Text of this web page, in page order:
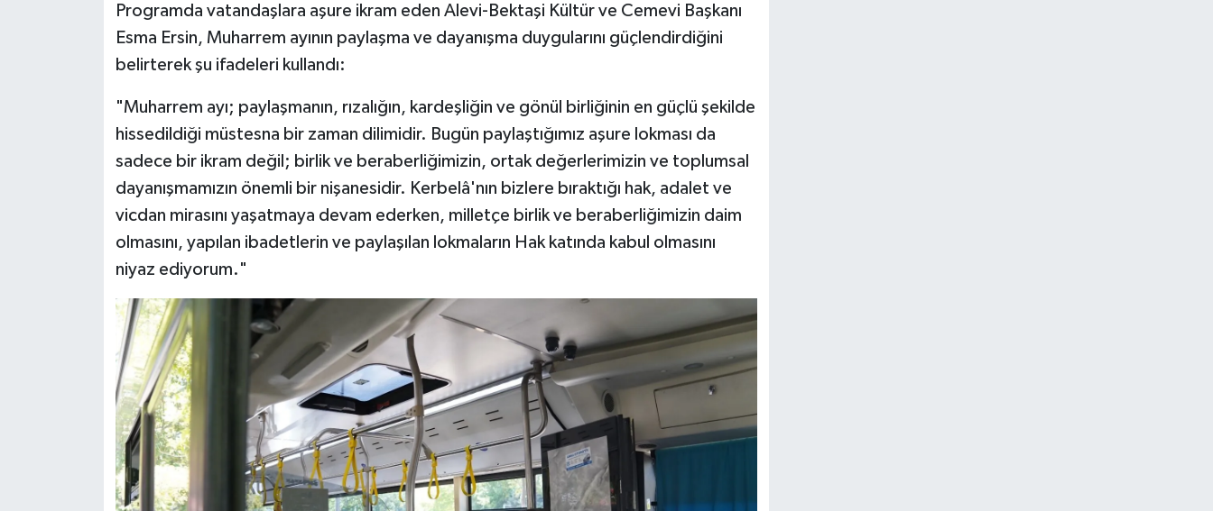
Programda vatandaşlara aşure ikram eden Alevi-Bektaşi Kültür ve Cemevi Başkanı
Esma Ersin, Muharrem ayının paylaşma ve dayanışma duygularını güçlendirdiğini
belirterek şu ifadeleri kullandı:
"Muharrem ayı; paylaşmanın, rızalığın, kardeşliğin ve gönül birliğinin en güçlü şekilde
hissedildiği müstesna bir zaman dilimidir. Bugün paylaştığımız aşure lokması da
sadece bir ikram değil; birlik ve beraberliğimizin, ortak değerlerimizin ve toplumsal
dayanışmamızın önemli bir nişanesidir. Kerbelâ'nın bizlere bıraktığı hak, adalet ve
vicdan mirasını yaşatmaya devam ederken, milletçe birlik ve beraberliğimizin daim
olmasını, yapılan ibadetlerin ve paylaşılan lokmaların Hak katında kabul olmasını
niyaz ediyorum."